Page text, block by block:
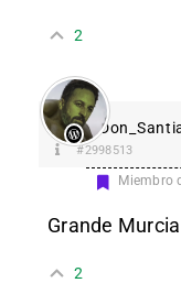
2
#2998513
Miembro
Grande Murcia
2